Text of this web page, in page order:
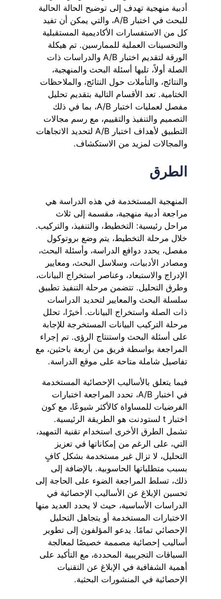
أدبية منهجية تهدف إلى توضيح الحالة الحالية
للبحث في اختبار A/B، والتي يمكن أن تفيد
كل من الاستفسارات الأكاديمية المستقبلية
والتحسينات العملية للممارسين. تم هيكلة
الورقة لتقديم اختبار A/B والدراسات ذات
الصلة أولاً، تليها أسئلة البحث والمنهجية،
والنتائج، والتأملات حول النتائج، والملاحظات
الختامية. تعد الأقسام التالية بتقديم تحليل
مفصل لعمليات اختبار A/B، بما في ذلك
التصميم والتنفيذ والتقييم، مع رسم مجالات
التطبيق لأهداف اختبار A/B لتحديد الاتجاهات
والمجالات لمزيد من الاستكشاف.
الطرق
المنهجية المستخدمة في هذه الدراسة هي
مراجعة أدبية منهجية، مقسمة إلى ثلاث
مراحل رئيسية: التخطيط، والتنفيذ، والتركيب.
خلال مرحلة التخطيط، يتم وضع بروتوكول
مفصل، يحدد دوافع الدراسة، وأسئلة البحث،
ومصادر الأدبيات، وسلاسل البحث، ومعايير
الإدراج والاستبعاد، وعناصر استخراج البيانات،
وطرق التحليل. تتضمن مرحلة التنفيذ تطبيق
سلسلة البحث والمعايير لتحديد الدراسات
ذات الصلة واستخراج البيانات. أخيرًا، تحلل
مرحلة التركيب البيانات المستخرجة للإجابة
على أسئلة البحث واستنتاج الرؤى. تم إجراء
المراجعة بواسطة فريق من أربعة باحثين، مع
تفاصيل شاملة متاحة على موقع الدراسة.
فيما يتعلق بالأساليب الإحصائية المستخدمة
في اختبار A/B، تحدد المراجعة اختبارات
الفرضيات للمساواة كالأكثر شيوعًا، مع كون
اختبار t لستودنت هو الطريقة الرئيسية.
تشمل الطرق الأخرى استخدام تقنية التمهيد،
التي، على الرغم من إمكاناتها في تعزيز
التحليل، لا تزال غير مستخدمة بشكل كافٍ
بسبب متطلباتها الحاسوبية. بالإضافة إلى
ذلك، تسلط المراجعة الضوء على الحاجة إلى
تحسين الإبلاغ عن الأساليب الإحصائية في
الدراسات الأساسية، حيث لا يحدد العديد منها
الاختبارات المستخدمة أو يتجاهل التحليل
الإحصائي تمامًا. يدعو المؤلفون إلى تطوير
أساليب إحصائية مصممة خصيصًا لمعالجة
السياقات التجريبية المحددة، مع التأكيد على
أهمية الشفافية في الإبلاغ عن التقنيات
الإحصائية في المنشورات البحثية.